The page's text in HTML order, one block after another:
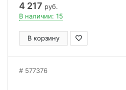
4 217 руб.
В наличии: 15
В корзину
577376